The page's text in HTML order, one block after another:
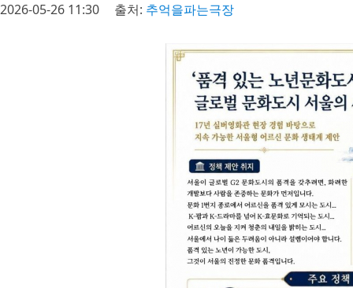
2026-05-26 11:30 출처: 추억을파는극장